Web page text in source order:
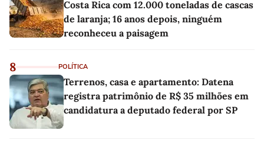
Costa Rica com 12.000 toneladas de cascas
de laranja; 16 anos depois, ninguém
reconheceu a paisagem
8 POLÍTICA
Terrenos, casa e apartamento: Datena
registra patrimônio de R$ 35 milhões em
candidatura a deputado federal por SP